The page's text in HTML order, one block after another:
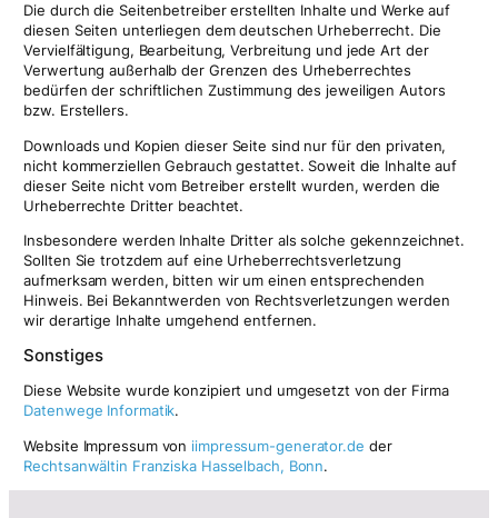
Die durch die Seitenbetreiber erstellten Inhalte und Werke auf
diesen Seiten unterliegen dem deutschen Urheberrecht. Die
Vervielfältigung, Bearbeitung, Verbreitung und jede Art der
Verwertung außerhalb der Grenzen des Urheberrechtes
bedürfen der schriftlichen Zustimmung des jeweiligen Autors
bzw. Erstellers.
Downloads und Kopien dieser Seite sind nur für den privaten,
nicht kommerziellen Gebrauch gestattet. Soweit die Inhalte auf
dieser Seite nicht vom Betreiber erstellt wurden, werden die
Urheberrechte Dritter beachtet.
Insbesondere werden Inhalte Dritter als solche gekennzeichnet.
Sollten Sie trotzdem auf eine Urheberrechtsverletzung
aufmerksam werden, bitten wir um einen entsprechenden
Hinweis. Bei Bekanntwerden von Rechtsverletzungen werden
wir derartige Inhalte umgehend entfernen.
Sonstiges
Diese Website wurde konzipiert und umgesetzt von der Firma
Datenwege Informatik.
Website Impressum von iimpressum-generator.de der
Rechtsanwältin Franziska Hasselbach, Bonn.